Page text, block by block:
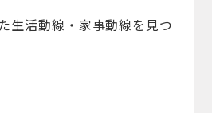
生活動線・家事動線を見つ